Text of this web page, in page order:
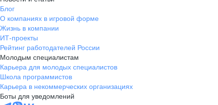
Блог
О компаниях в игровой форме
Жизнь в компании
ИТ-проекты
Рейтинг работодателей России
Молодым специалистам
Карьера для молодых специалистов
Школа программистов
Карьера в некоммерческих организациях
Боты для уведомлений